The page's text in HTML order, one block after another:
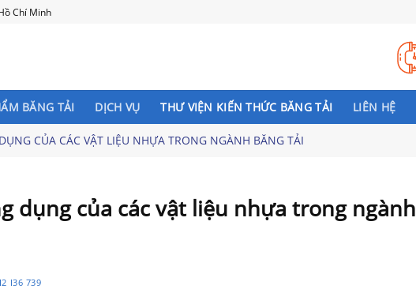
Chí Minh
BĂNG TẢI DỊCH VỤ THƯ VIỆN KIẾN THỨC BĂNG TẢI LIÊN HỆ
CỦA CÁC VẬT LIỆU NHỰA TRONG NGÀNH BĂNG TẢI
dụng của các vật liệu nhựa trong ngành
I36 739